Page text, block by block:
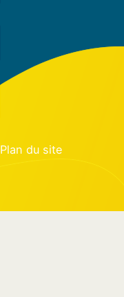
Plan du site